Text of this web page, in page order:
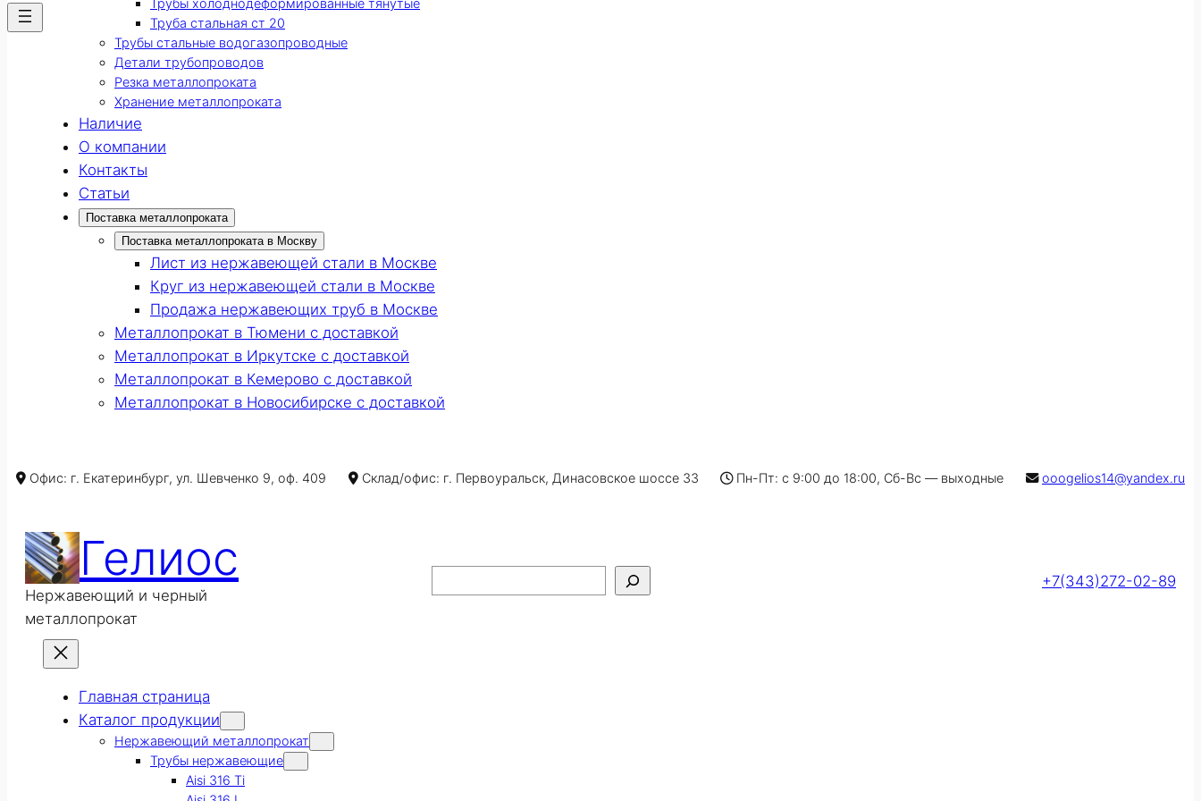
Труба стальная ст 20
Трубы стальные водогазопроводные
Детали трубопроводов
Резка металлопроката
Хранение металлопроката
Наличие
О компании
Контакты
Статьи
Поставка металлопроката
Поставка металлопроката в Москву
Лист из нержавеющей стали в Москве
Круг из нержавеющей стали в Москве
Продажа нержавеющих труб в Москве
Металлопрокат в Тюмени с доставкой
Металлопрокат в Иркутске с доставкой
Металлопрокат в Кемерово с доставкой
Металлопрокат в Новосибирске с доставкой
Офис: г. Екатеринбург, ул. Шевченко 9, оф. 409 Склад/офис: г. Первоуральск, Динасовское шоссе 33 Пн-Пт: с 9:00 до 18:00, Сб-Вс — выходные ooogelios14@yandex.ru
Гелиос
Нержавеющий и черный
металлопрокат
+7(343)272-02-89
Главная страница
Каталог продукции
Нержавеющий металлопрокат
Трубы нержавеющие
Aisi 316 Ti